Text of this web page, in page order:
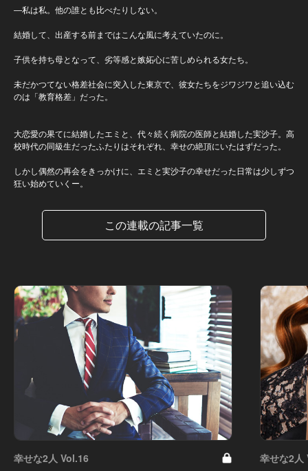
―私は私。他の誰とも比べたりしない。
結婚して、出産する前まではこんな風に考えていたのに。
子供を持ち母となって、劣等感と嫉妬心に苦しめられる女たち。
未だかつてない格差社会に突入した東京で、彼女たちをジワジワと追い込む
のは「教育格差」だった。
大恋愛の果てに結婚したエミと、代々続く病院の医師と結婚した実沙子。高
校時代の同級生だったふたりはそれぞれ、幸せの絶頂にいたはずだった。
しかし偶然の再会をきっかけに、エミと実沙子の幸せだった日常は少しずつ
狂い始めていくー。
この連載の記事一覧
幸せな2人 Vol.16 幸せな2人